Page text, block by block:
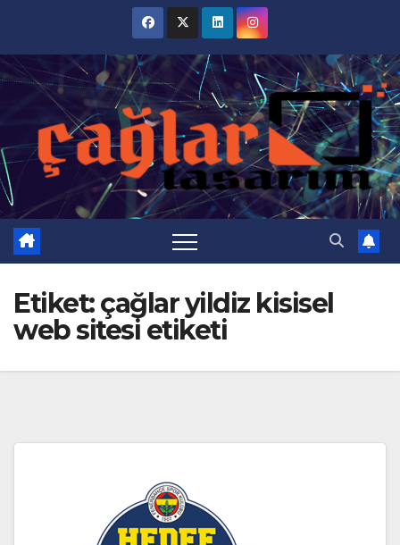
content
Etiket:çağlar yildiz kisisel
web sitesi etiketi